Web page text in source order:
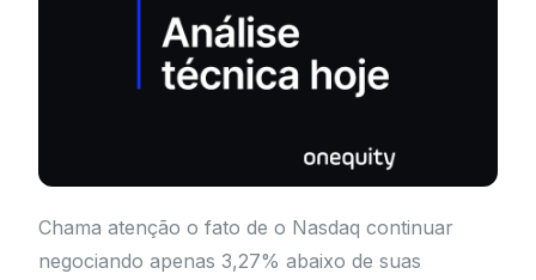
Chama atenção o fato de o Nasdaq continuar
negociando apenas 3,27% abaixo de suas